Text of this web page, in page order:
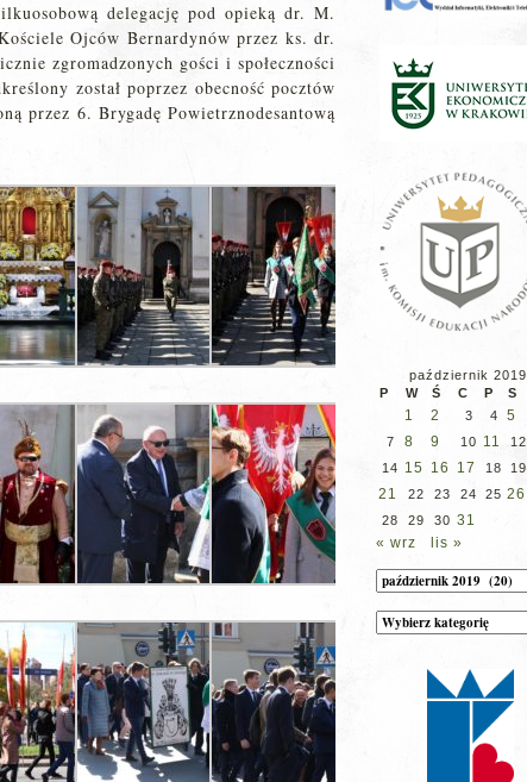
delegację pod opieką dr. M.
Ojców Bernardynów przez ks. dr.
zgromadzonych gości i społeczności
został poprzez obecność pocztów
przez 6. Brygadę Powietrznodesantową
październik 2019
P
W Ś C P S
1 2 3 4 5
7
8 9 10 11 12
14 15 16 17 18 19
21 22 23 24 25 26
28 29 30 31
« wrz
lis »
Archiwum
Kategorie
wpisów